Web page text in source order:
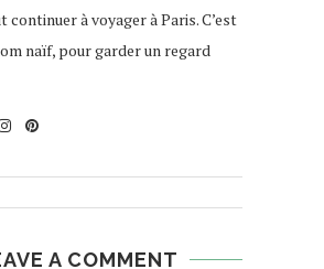
continuer à voyager à Paris. C’est
naïf, pour garder un regard
A COMMENT